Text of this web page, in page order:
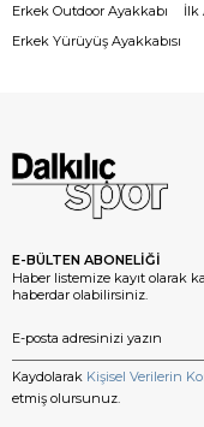
Erkek Outdoor Ayakkabı
Erkek Yürüyüş Ayakkabısı
İlk
E-BÜLTEN ABONELİĞİ
Haber listemize kayıt olarak
haberdar olabilirsiniz.
Kaydolarak Kişisel Verilerin
etmiş olursunuz.